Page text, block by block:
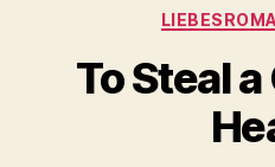
To Steal